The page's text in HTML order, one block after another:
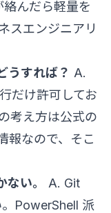
んだら軽量を
スエンジニアリ
うすれば？ A.
だけ許可してお
考え方は公式の
報なので、そこ
い。
A. Git
PowerShell 派